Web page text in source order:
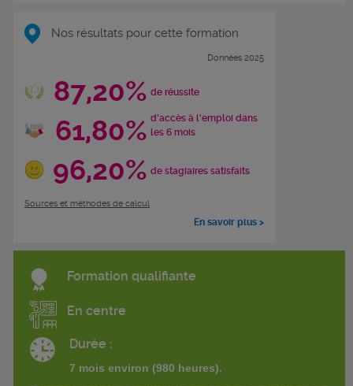
Nos résultats pour cette formation
Données 2025
87,20% de réussite
61,80% d'accès à l'emploi dans
les 6 mois
96,20% de stagiaires satisfaits
Sources et méthodes de calcul
En savoir plus >
Formation qualifiante
En centre
Durée :
7 mois environ (980 heures).